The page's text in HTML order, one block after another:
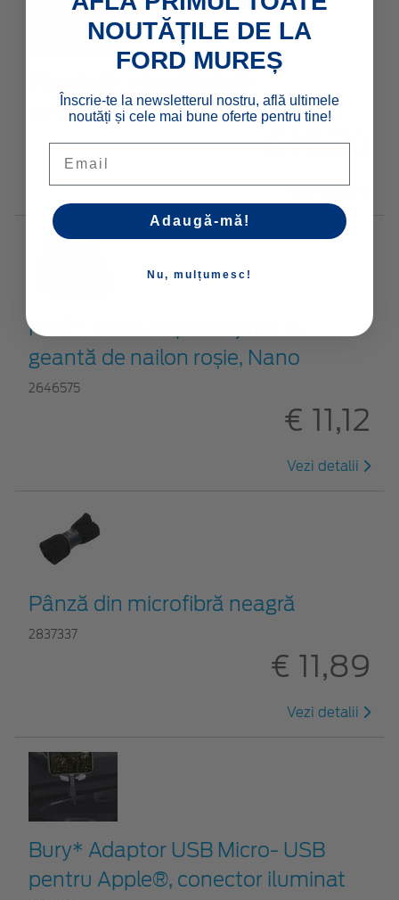
2837335
€ 10,20
Vezi detalii
Kalff* Trusă de prim ajutor în
geantă de nailon roșie, Nano
2646575
€ 11,12
Vezi detalii
Pânză din microfibră neagră
2837337
€ 11,89
Vezi detalii
Bury* Adaptor USB Micro- USB
pentru Apple®, conector iluminat
NOUTĂȚILE DE LA
FORD MUREȘ
Înscrie-te la newsletterul nostru, află ultimele
noutăți și cele mai bune oferte pentru tine!
Adaugă-mă!
Nu, mulțumesc!